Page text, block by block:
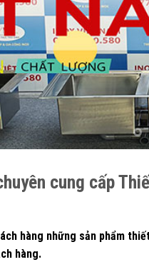
cung cấp
hàng những sản phẩm
hàng.